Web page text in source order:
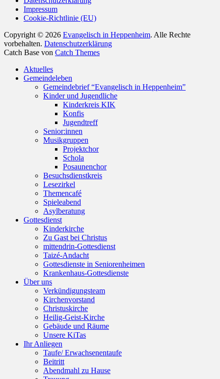
Impressum
Cookie-Richtlinie (EU)
Copyright © 2026 Evangelisch in Heppenheim. Alle Rechte
vorbehalten. Datenschutzerklärung
Catch Base von Catch Themes
oben
scrollen
Aktuelles
Gemeindeleben
Gemeindebrief “Evangelisch in Heppenheim”
Kinder und Jugendliche
Kinderkreis KIK
Konfis
Jugendtreff
Senior:innen
Musikgruppen
Projektchor
Schola
Posaunenchor
Besuchsdienstkreis
Lesezirkel
Themencafé
Spieleabend
Asylberatung
Gottesdienst
Kinderkirche
Zu Gast bei Christus
mittendrin-Gottesdienst
Taizé-Andacht
Gottesdienste in Seniorenheimen
Krankenhaus-Gottesdienste
Über uns
Verkündigungsteam
Kirchenvorstand
Christuskirche
Heilig-Geist-Kirche
Gebäude und Räume
Unsere KiTas
Ihr Anliegen
Taufe/ Erwachsenentaufe
Beitritt
Abendmahl zu Hause